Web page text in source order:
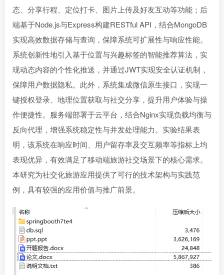
态、分享行程、定位打卡、图片上传及好友互动等功能；后
端基于Node.js与Express构建RESTful API，结合MongoDB
实现高效数据存储与查询，保障系统可扩展性与响应性能。
系统创新性地引入基于位置与兴趣标签的智能推荐算法，实
现动态内容的个性化推送，并通过JWT实现安全认证机制，
保障用户数据隐私。此外，系统集成微信原生接口，实现一
键授权登录、地理位置获取与社交分享，提升用户体验与操
作便捷性。服务端部署于云平台，结合Nginx实现负载均衡与
反向代理，增强系统稳定性与并发处理能力。实验结果表
明，该系统在响应时间、用户留存率及交互频率等指标上均
表现优异，有效满足了移动端旅游社交场景下的核心需求。
本研究为社交化旅游应用提供了可行的技术架构与实践范
例，具有较强的应用价值与推广前景。